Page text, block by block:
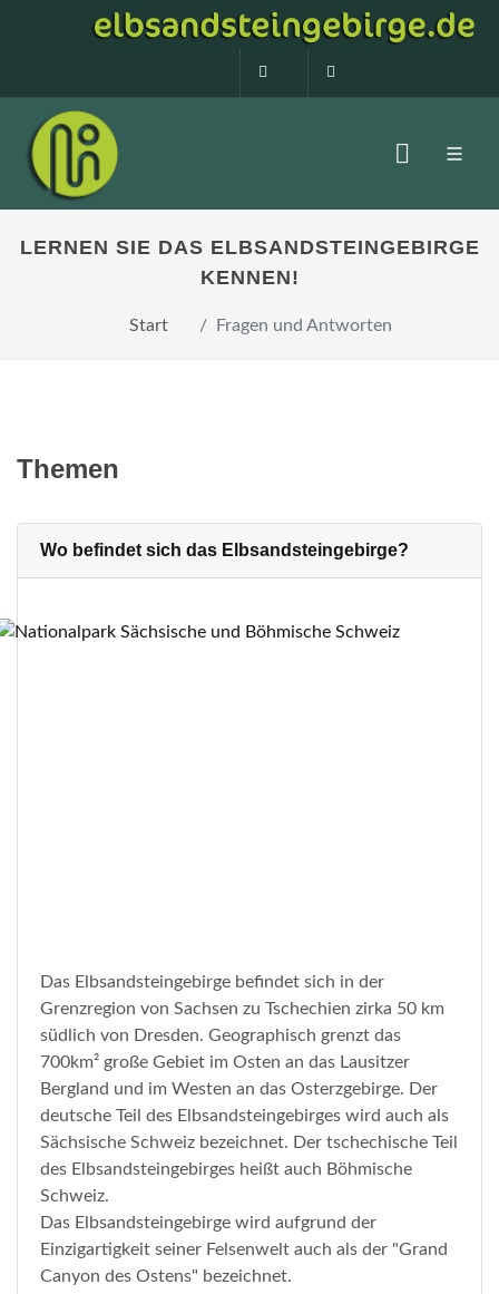
0160 99873408
LERNEN SIE DAS ELBSANDSTEINGEBIRGE
KENNEN!
Start Fragen und Antworten
Themen
Wo befindet sich das Elbsandsteingebirge?
Das Elbsandsteingebirge befindet sich in der
Grenzregion von Sachsen zu Tschechien zirka 50 km
südlich von Dresden. Geographisch grenzt das
700km² große Gebiet im Osten an das Lausitzer
Bergland und im Westen an das Osterzgebirge. Der
deutsche Teil des Elbsandsteingebirges wird auch als
Sächsische Schweiz bezeichnet. Der tschechische Teil
des Elbsandsteingebirges heißt auch Böhmische
Schweiz.
Das Elbsandsteingebirge wird aufgrund der
Einzigartigkeit seiner Felsenwelt auch als der "Grand
Canyon des Ostens" bezeichnet.